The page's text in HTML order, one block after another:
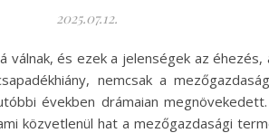
2025.07.12.
és ezek a jelenségek az
nemcsak a
években drámaian
közvetlenül hat a mezőgazdasági